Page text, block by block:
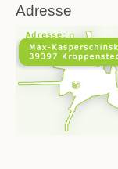
Adresse